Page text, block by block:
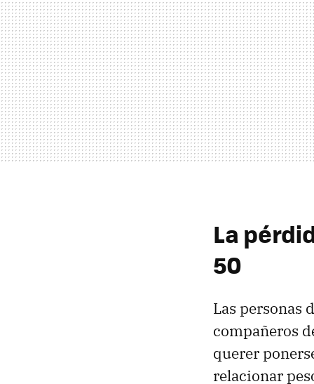
La
50
Las personas
compañeros
querer
relacionar